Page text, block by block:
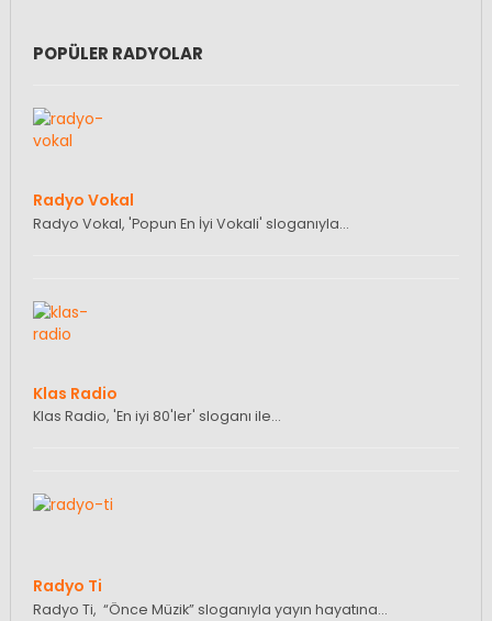
POPÜLER RADYOLAR
Radyo Vokal
Radyo Vokal, 'Popun En İyi Vokali' sloganıyla…
Klas Radio
Klas Radio, 'En iyi 80'ler' sloganı ile…
Radyo Ti
Radyo Ti, “Önce Müzik” sloganıyla yayın hayatına…